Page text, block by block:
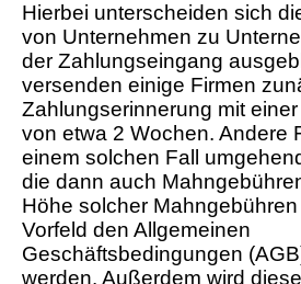
Hierbei unterscheiden sich
von Unternehmen zu
der Zahlungseingang
versenden einige Firmen
Zahlungserinnerung mit
von etwa 2 Wochen. Andere
einem solchen Fall
die dann auch
Höhe solcher
Vorfeld den Allgemeinen
Geschäftsbedingungen
werden. Außerdem wird